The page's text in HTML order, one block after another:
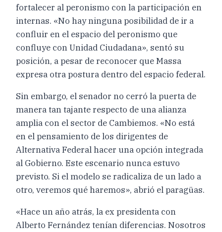
fortalecer al peronismo con la participación en
internas. «No hay ninguna posibilidad de ir a
confluir en el espacio del peronismo que
confluye con Unidad Ciudadana», sentó su
posición, a pesar de reconocer que Massa
expresa otra postura dentro del espacio federal.
Sin embargo, el senador no cerró la puerta de
manera tan tajante respecto de una alianza
amplia con el sector de Cambiemos. «No está
en el pensamiento de los dirigentes de
Alternativa Federal hacer una opción integrada
al Gobierno. Este escenario nunca estuvo
previsto. Si el modelo se radicaliza de un lado a
otro, veremos qué haremos», abrió el paragüas.
«Hace un año atrás, la ex presidenta con
Alberto Fernández tenían diferencias. Nosotros